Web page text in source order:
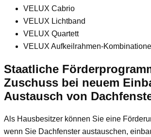
VELUX Cabrio
VELUX Lichtband
VELUX Quartett
VELUX Aufkeilrahmen-
Staatliche
Zuschuss bei neuem
Austausch von
Als Hausbesitzer können Sie eine
wenn Sie Dachfenster austauschen,